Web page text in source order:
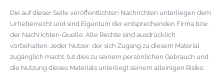
Die auf dieser Seite veröffentlichten Nachrichten unterliegen dem
Urheberrecht und sind Eigentum der entsprechenden Firma bzw.
der Nachrichten-Quelle. Alle Rechte sind ausdrücklich
vorbehalten. Jeder Nutzer, der sich Zugang zu diesem Material
zugänglich macht, tut dies zu seinem persönlichen Gebrauch und
die Nutzung dieses Materials unterliegt seinem alleinigen Risiko.